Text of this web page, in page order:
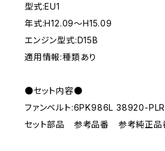
型式:EU1
年式:H12.09～H15.09
エンジン型式:D15B
適用情報:種類あり
●セット内容●
ファンベルト:6PK986L 38920-
セット部品 参考品番 参考純正品